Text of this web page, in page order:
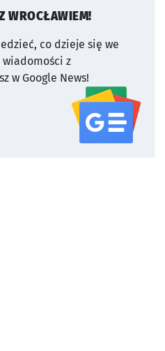
WROCŁAWIEM!
co dzieje się we
wiadomości z
w Google News!
serwisu